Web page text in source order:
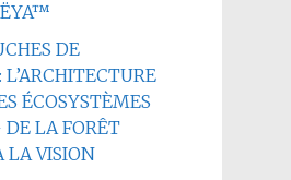
DE
ÉCOSYSTÈMES
LA FORÊT
LA VISION